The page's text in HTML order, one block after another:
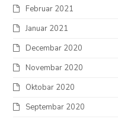
Februar 2021
Januar 2021
Decembar 2020
Novembar 2020
Oktobar 2020
Septembar 2020